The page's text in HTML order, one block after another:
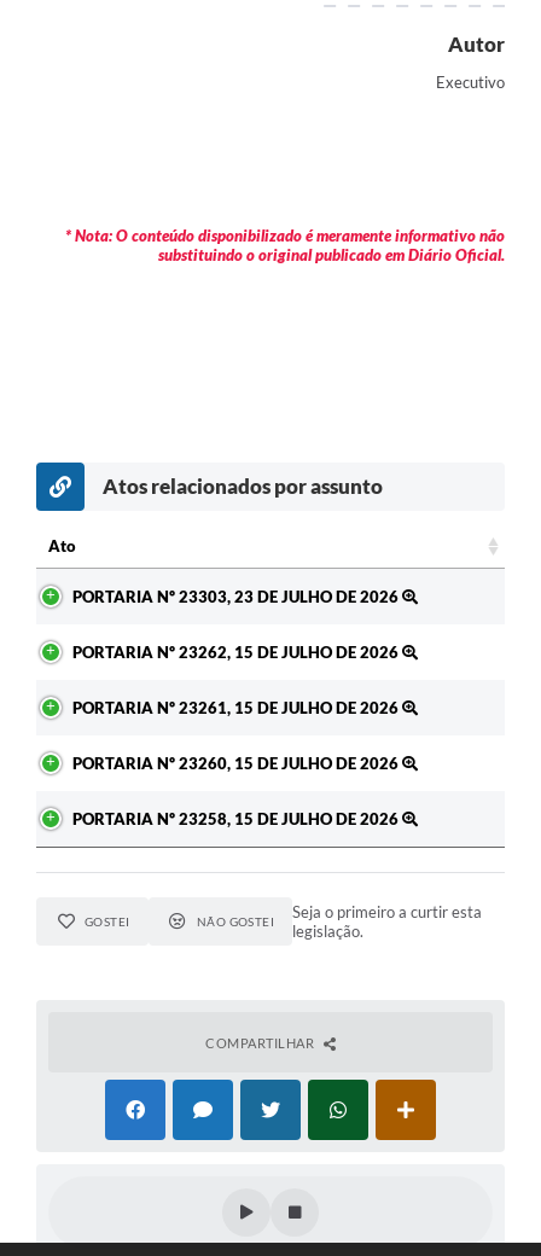
Autor
Executivo
* Nota: O conteúdo disponibilizado é meramente informativo não
substituindo o original publicado em Diário Oficial.
Atos relacionados por assunto
Ato
PORTARIA Nº 23303, 23 DE JULHO DE 2026
PORTARIA Nº 23262, 15 DE JULHO DE 2026
PORTARIA Nº 23261, 15 DE JULHO DE 2026
PORTARIA Nº 23260, 15 DE JULHO DE 2026
PORTARIA Nº 23258, 15 DE JULHO DE 2026
GOSTEI NÃO GOSTEI
Seja o primeiro a curtir esta
legislação.
COMPARTILHAR